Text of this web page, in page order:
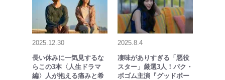
2025.12.30
長い休みに一気見するな
らこの3本〈人生ドラマ
編〉人が抱える痛みと希
2025.8.4
凄味がありすぎる「悪役
スター」厳選3人！パク・
ボゴム主演『グッドボー